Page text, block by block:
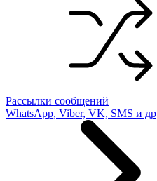
Рассылки сообщений
WhatsApp, Viber, VK, SMS и др